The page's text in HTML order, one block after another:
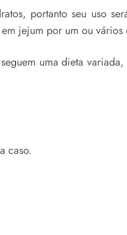
portanto seu uso
jejum por um ou
uma dieta
caso.